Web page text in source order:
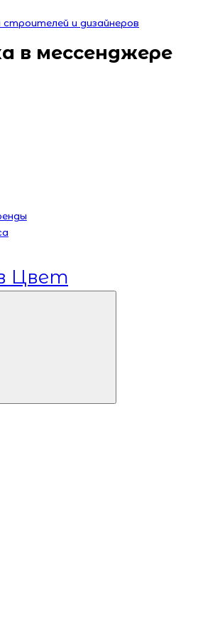
строителей и дизайнеров
в мессенджере